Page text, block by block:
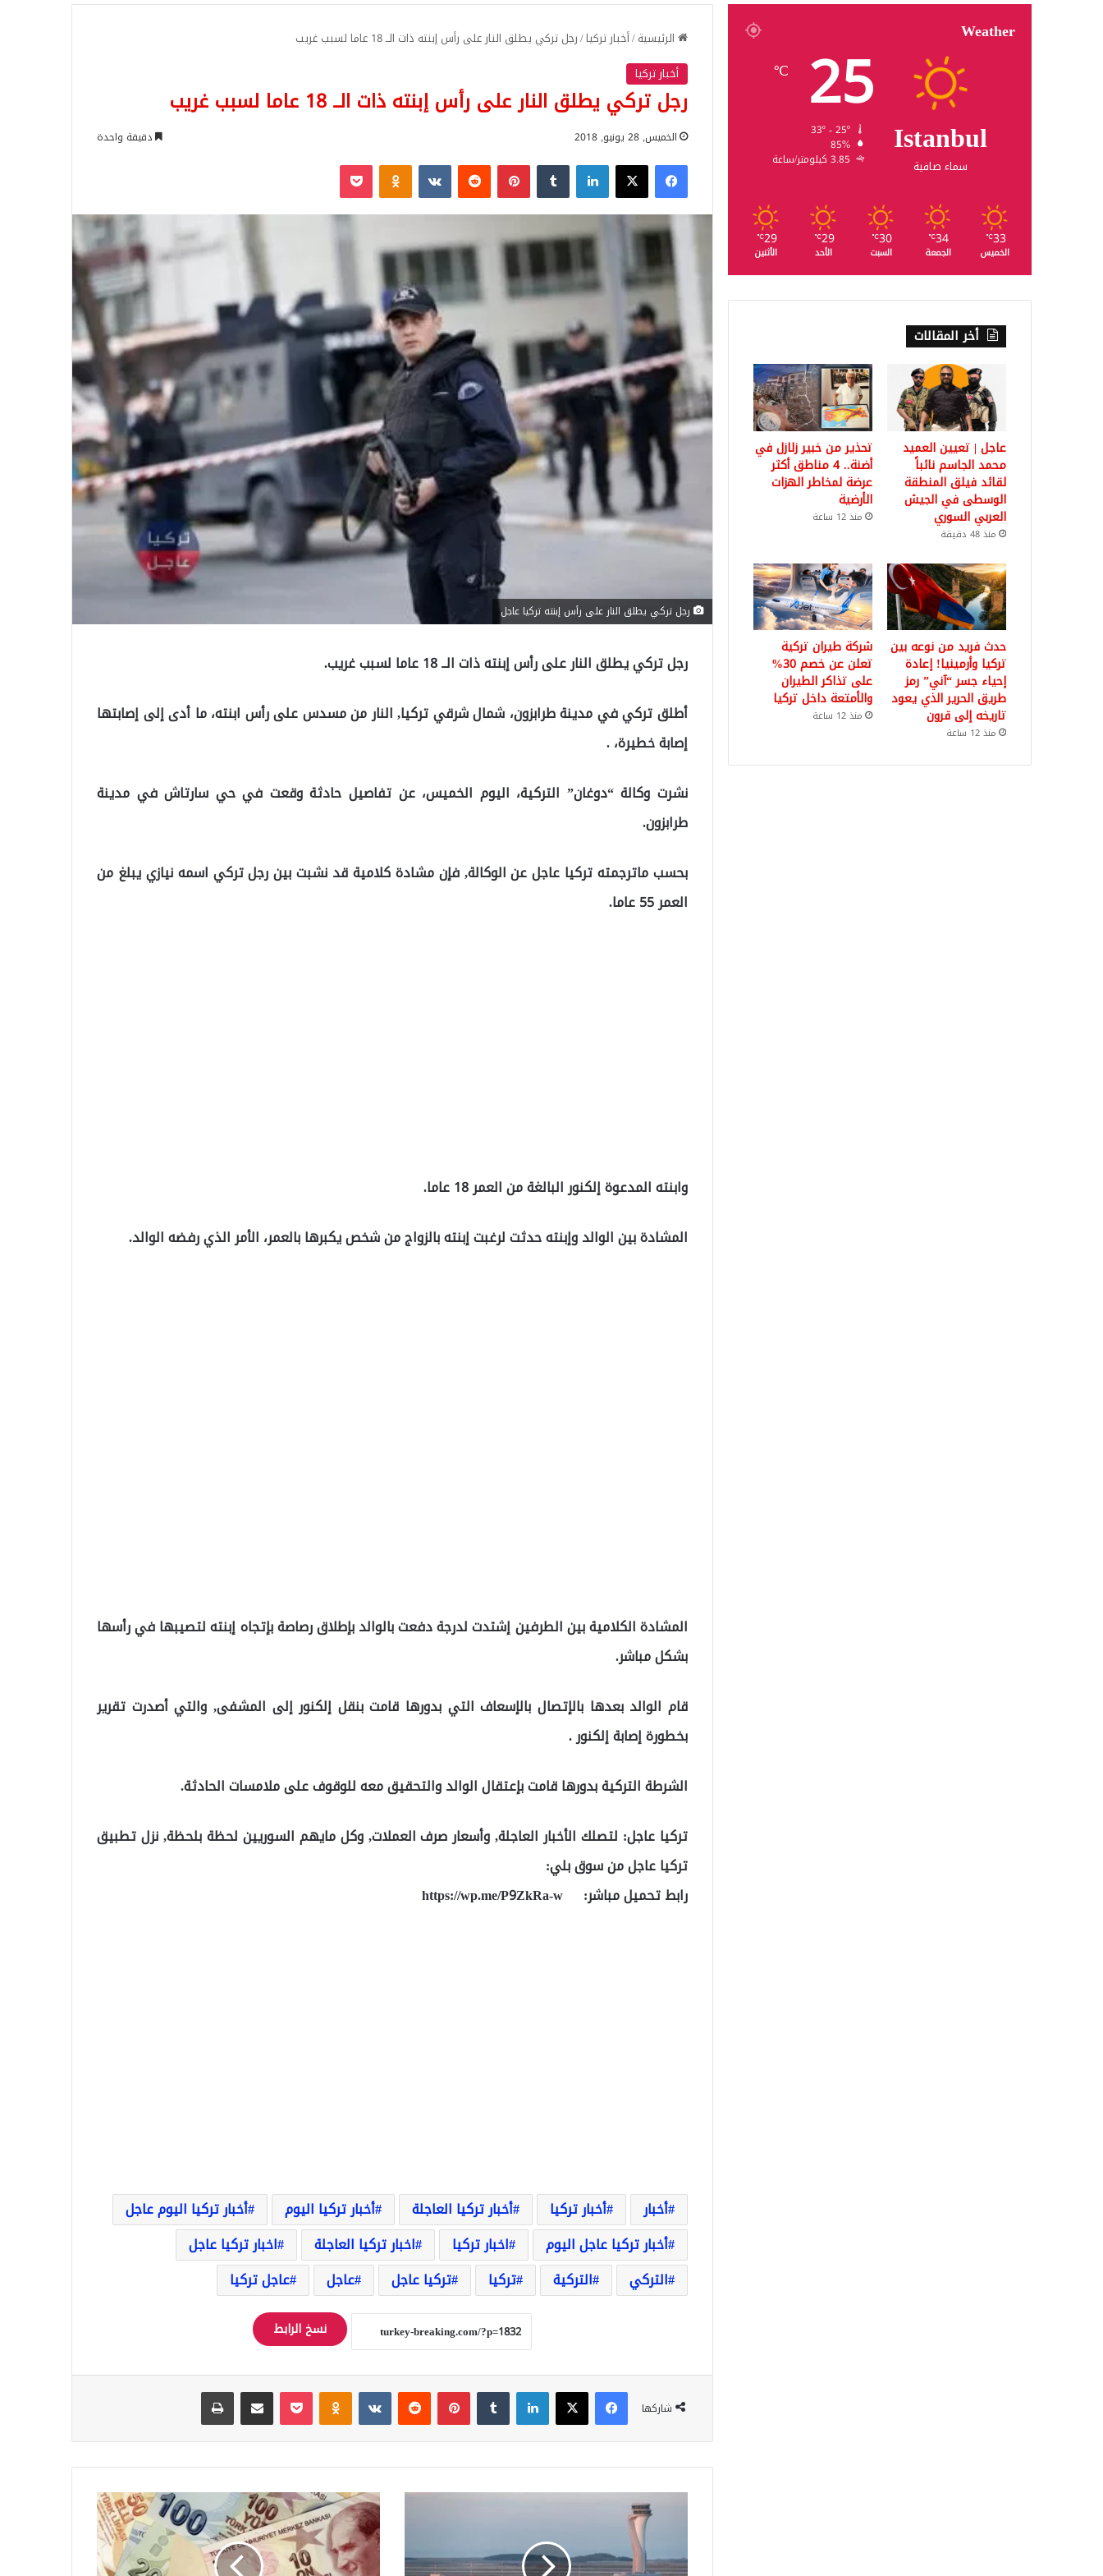
الرئيسية/أخبار تركيا/رجل تركي يطلق النار على رأس إبنته ذات الــ 18 عاما لسبب غريب
أخبار تركيا
رجل تركي يطلق النار على رأس إبنته ذات الــ 18 عاما لسبب غريب
الخميس, 28 يونيو, 2018 دقيقة واحدة
فيسبوك ‫X لينكدإن بينتيريست
رجل تركي يطلق النار على رأس إبنته تركيا عاجل
رجل تركي يطلق النار على رأس إبنته ذات الــ 18 عاما لسبب غريب.
أطلق تركي في مدينة طرابزون، شمال شرقي تركيا, النار من مسدس على رأس ابنته، ما أدى إلى إصابتها
إصابة خطيرة، .
نشرت وكالة “دوغان” التركية، اليوم الخميس، عن تفاصيل حادثة وقعت في حي سارتاش في مدينة
طرابزون.
بحسب ماترجمته تركيا عاجل عن الوكالة, فإن مشادة كلامية قد نشبت بين رجل تركي اسمه نيازي يبلغ من
العمر 55 عاما.
وابنته المدعوة إلكنور البالغة من العمر 18 عاما.
المشادة بين الوالد وإبنته حدثت لرغبت إبنته بالزواج من شخص يكبرها بالعمر، الأمر الذي رفضه الوالد.
المشادة الكلامية بين الطرفين إشتدت لدرجة دفعت بالوالد بإطلاق رصاصة بإتجاه إبنته لتصيبها في رأسها
بشكل مباشر.
قام الوالد بعدها بالإتصال بالإسعاف التي بدورها قامت بنقل إلكنور إلى المشفى, والتي أصدرت تقرير
بخطورة إصابة إلكنور .
الشرطة التركية بدورها قامت بإعتقال الوالد والتحقيق معه للوقوف على ملامسات الحادثة.
تركيا عاجل: لتصلك الأخبار العاجلة, وأسعار صرف العملات, وكل مايهم السوريين لحظة بلحظة, نزل تطبيق
تركيا عاجل من سوق بلي:
رابط تحميل مباشر: https://wp.me/P9ZkRa-w
أخبار أخبار تركيا أخبار تركيا العاجلة أخبار تركيا اليوم
أخبار تركيا اليوم عاجل
أخبار تركيا عاجل اليوم
اخبار تركيا اخبار تركيا العاجلة
اخبار تركيا عاجل
التركي
التركية تركيا تركيا عاجل عاجل عاجل تركيا
نسخ الرابط
شاركها
فيسبوك ‫X لينكدإن بينتيريست
ا
ا
ل
ل
ي
Weather
Istanbul
سماء صافية
25
℃
85%
3.85 كيلومتر/ساعة
33
℃
الخميس
34
℃
الجمعة
30
℃
السبت
29
℃
الأحد
29
℃
الأثنين
أخر المقالات
عاجل | تعيين العميد
محمد الجاسم نائباً
لقائد فيلق المنطقة
الوسطى في الجيش
العربي السوري
منذ 48 دقيقة
تحذير من خبير زلازل في
أضنة.. 4 مناطق أكثر
عرضة لمخاطر الهزات
الأرضية
منذ 12 ساعة
حدث فريد من نوعه بين
تركيا وأرمينيا! إعادة
إحياء جسر “آني” رمز
طريق الحرير الذي يعود
تاريخه إلى قرون
منذ 12 ساعة
شركة طيران تركية
تعلن عن خصم 30%
على تذاكر الطيران
والأمتعة داخل تركيا
منذ 12 ساعة